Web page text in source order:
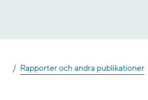
Rapporter och andra publikationer